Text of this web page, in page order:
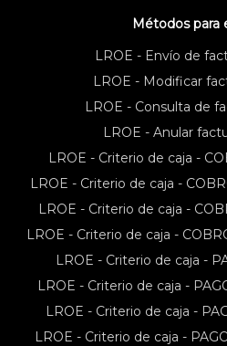
Métodos para
LROE - Envío de
LROE - Modificar
LROE - Consulta de
LROE - Anular
LROE - Criterio de caja -
LROE - Criterio de caja -
LROE - Criterio de caja -
LROE - Criterio de caja -
LROE - Criterio de caja -
LROE - Criterio de caja -
LROE - Criterio de caja -
LROE - Criterio de caja -